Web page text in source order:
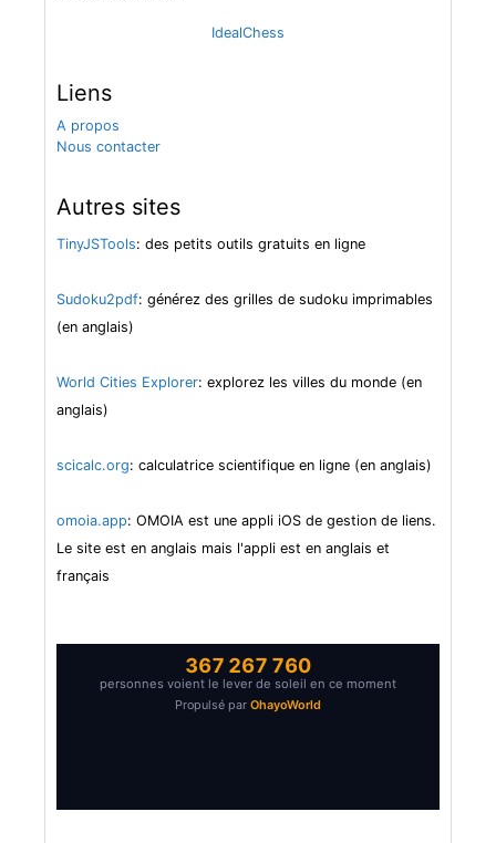
IdealChess
Liens
A propos
Nous contacter
Autres sites
TinyJSTools: des petits outils gratuits en ligne
Sudoku2pdf: générez des grilles de sudoku imprimables
(en anglais)
World Cities Explorer: explorez les villes du monde (en
anglais)
scicalc.org: calculatrice scientifique en ligne (en anglais)
omoia.app: OMOIA est une appli iOS de gestion de liens.
Le site est en anglais mais l'appli est en anglais et
français